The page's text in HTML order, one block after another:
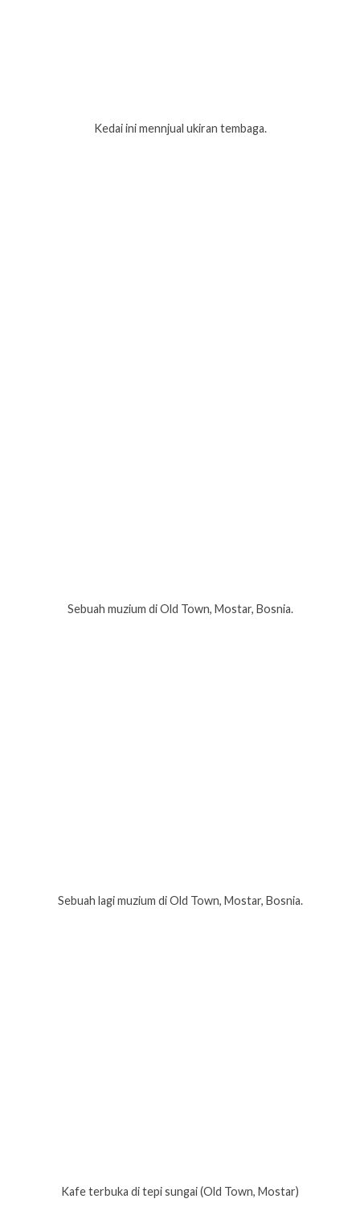
Kedai ini mennjual ukiran tembaga.
Sebuah muzium di Old Town, Mostar, Bosnia.
Sebuah lagi muzium di Old Town, Mostar, Bosnia.
Kafe terbuka di tepi sungai (Old Town, Mostar)